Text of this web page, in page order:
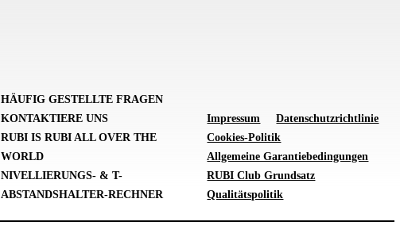
HÄUFIG GESTELLTE FRAGEN
KONTAKTIERE UNS
RUBI IS RUBI ALL OVER THE
WORLD
NIVELLIERUNGS- & T-
ABSTANDSHALTER-RECHNER
Impressum
Datenschutzrichtlinie
Cookies-Politik
Allgemeine Garantiebedingungen
RUBI Club Grundsatz
Qualitätspolitik